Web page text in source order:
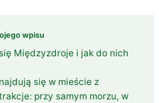
wpisu
Międzyzdroje i jak do nich
się w mieście z
przy samym morzu, w